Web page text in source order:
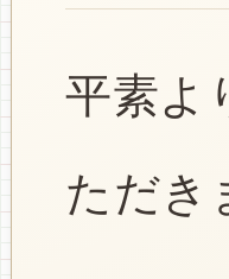
平素よ
ただき